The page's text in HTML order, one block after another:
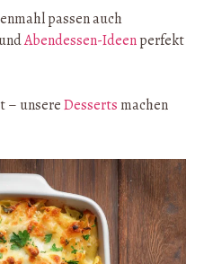
passen auch
undAbendessen-Ideenperfekt
– unsereDesserts machen